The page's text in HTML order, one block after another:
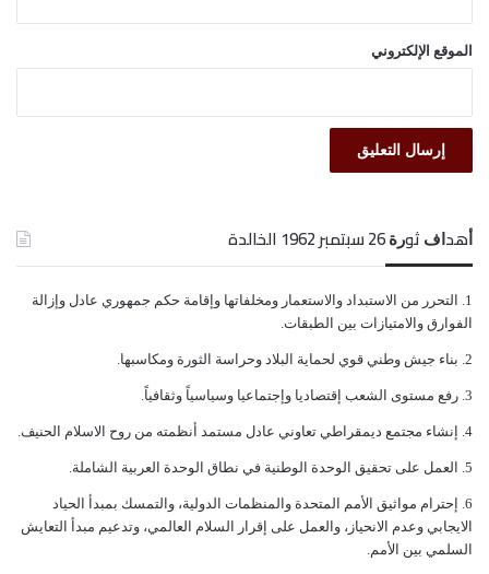
الموقع الإلكتروني
ﺃﻫﺪﺍﻑ ﺛﻮﺭﺓ 26 ﺳﺒﺘﻤﺒﺮ 1962 الخالدة
ﺍﻟﺘﺤﺮﺭ ﻣﻦ ﺍﻻﺳﺘﺒﺪﺍﺩ ﻭﺍﻻﺳﺘﻌﻤﺎﺭ ﻭﻣﺨﻠﻔﺎﺗﻬﺎ ﻭﺇﻗﺎﻣﺔ ﺣﻜﻢ ﺟﻤﻬﻮﺭﻱ ﻋﺎﺩﻝ ﻭﺇﺯﺍﻟﺔ
ﺍﻟﻔﻮﺍﺭﻕ ﻭﺍﻻﻣﺘﻴﺎﺯﺍﺕ ﺑﻴﻦ ﺍﻟﻄﺒﻘﺎﺕ.
ﺑﻨﺎﺀ ﺟﻴﺶ ﻭﻃﻨﻲ ﻗﻮﻱ ﻟﺤﻤﺎﻳﺔ ﺍﻟﺒﻼﺩ ﻭﺣﺮﺍﺳﺔ ﺍﻟﺜﻮﺭﺓ ﻭﻣﻜﺎﺳﺒﻬﺎ.
ﺭﻓﻊ ﻣﺴﺘﻮﻯ ﺍﻟﺸﻌﺐ ﺇﻗﺘﺼﺎﺩﻳﺎ ﻭﺇﺟﺘﻤﺎﻋﻴﺎ ﻭﺳﻴﺎﺳﻴﺎً ﻭﺛﻘﺎﻓﻴﺎً.
ﺇﻧﺸﺎﺀ ﻣﺠﺘﻤﻊ ﺩﻳﻤﻘﺮﺍﻃﻲ ﺗﻌﺎﻭﻧﻲ ﻋﺎﺩﻝ ﻣﺴﺘﻤﺪ ﺃﻧﻈﻤﺘﻪ ﻣﻦ ﺭﻭﺡ ﺍﻻﺳﻼﻡ ﺍﻟﺤﻨﻴﻒ.
ﺍﻟﻌﻤﻞ ﻋﻠﻰ ﺗﺤﻘﻴﻖ ﺍﻟﻮﺣﺪﺓ ﺍﻟﻮﻃﻨﻴﺔ ﻓﻲ ﻧﻄﺎﻕ ﺍﻟﻮﺣﺪﺓ ﺍﻟﻌﺮﺑﻴﺔ ﺍﻟﺸﺎﻣﻠﺔ.
ﺇﺣﺘﺮﺍﻡ ﻣﻮﺍﺛﻴﻖ الأﻣﻢ ﺍﻟﻤﺘﺤﺪﺓ ﻭﺍﻟﻤﻨﻈﻤﺎﺕ ﺍﻟﺪﻭﻟﻴﺔ، ﻭﺍﻟﺘﻤﺴﻚ ﺑﻤﺒﺪﺃ ﺍﻟﺤﻴﺎﺩ
ﺍﻻﻳﺠﺎﺑﻲ ﻭﻋﺪﻡ ﺍﻻﻧﺤﻴﺎﺯ، ﻭﺍﻟﻌﻤﻞ ﻋﻠﻰ ﺇﻗﺮﺍﺭ ﺍﻟﺴﻼﻡ ﺍﻟﻌﺎﻟﻤﻲ، ﻭﺗﺪﻋﻴﻢ ﻣﺒﺪﺃ ﺍﻟﺘﻌﺎﻳﺶ
ﺍﻟﺴﻠﻤﻲ ﺑﻴﻦ ﺍﻷﻣﻢ.